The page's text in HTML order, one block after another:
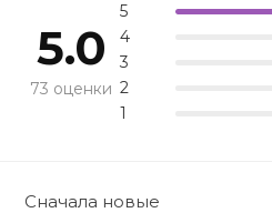
5.0
73 оценки
5
4
3
2
1
Сначала новые